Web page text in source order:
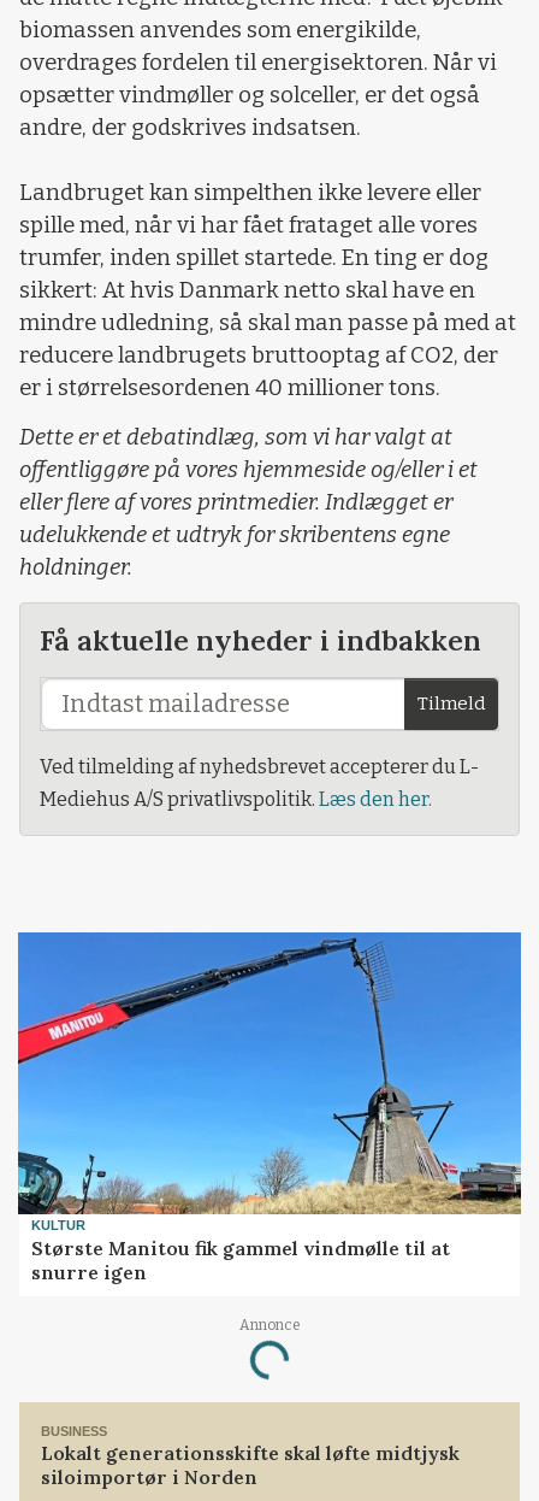
biomassen anvendes som energikilde,
overdrages fordelen til energisektoren. Når vi
opsætter vindmøller og solceller, er det også
andre, der godskrives indsatsen.
Landbruget kan simpelthen ikke levere eller
spille med, når vi har fået frataget alle vores
trumfer, inden spillet startede. En ting er dog
sikkert: At hvis Danmark netto skal have en
mindre udledning, så skal man passe på med at
reducere landbrugets bruttooptag af CO2, der
er i størrelsesordenen 40 millioner tons.
Dette er et debatindlæg, som vi har valgt at
offentliggøre på vores hjemmeside og/eller i et
eller flere af vores printmedier. Indlægget er
udelukkende et udtryk for skribentens egne
holdninger.
Få aktuelle nyheder i indbakken
Tilmeld
Ved tilmelding af nyhedsbrevet accepterer du L-
Mediehus A/S privatlivspolitik. Læs den her.
KULTUR
Største Manitou fik gammel vindmølle til at
snurre igen
Annonce
Loading...
BUSINESS
Lokalt generationsskifte skal løfte midtjysk
siloimportør i Norden